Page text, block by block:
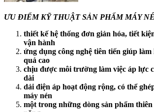
ƯU ĐIỂM KỸ THUẬT SẢN PHẨM MÁY
thiết kế hệ thống đơn giản hóa, tiết
vận hành
ứng dụng công nghệ tiên tiến giúp
quả cao
chịu được môi trường làm việc áp lực
dài
dải điện áp hoạt động rộng, có thể
máy nén
một trong những dòng sản phẩm thiên